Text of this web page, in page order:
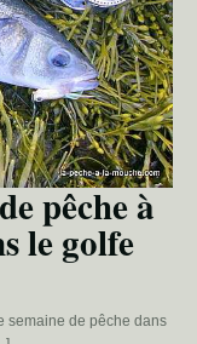
pêche à
le golfe
semaine de pêche dans